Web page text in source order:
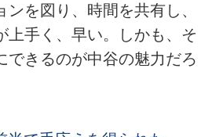
ンを図り、時間を共有し、
上手く、早い。しかも、そ
できるのが中谷の魅力だろ